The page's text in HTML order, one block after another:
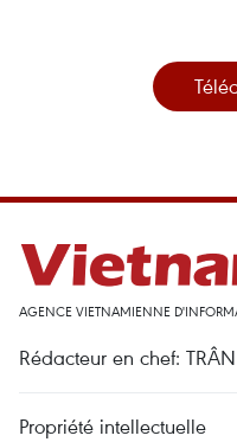
AGENCE VIETNAMIENNE
Rédacteur en chef:
Propriété intellectuelle